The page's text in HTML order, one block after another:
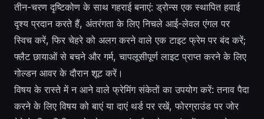
तीन-चरण दृष्टिकोण के साथ गहराई बनाएं: ड्रोन्स एक स्थापित हवाई
दृश्य प्रदान करते हैं, अंतरंगता के लिए निचले आई-लेवल एंगल पर
स्विच करें, फिर चेहरे को अलग करने वाले एक टाइट फ्रेम पर बंद करें;
फ्लैट छायाओं से बचने और गर्म, चापलूसीपूर्ण लाइट प्राप्त करने के लिए
गोल्डन आवर के दौरान शूट करें।
विषय के रास्ते में न आने वाले फ्रेमिंग संकेतों का उपयोग करें: तनाव पैदा
करने के लिए विषय को बाएं या दाएं थर्ड पर रखें, फोरग्राउंड पर जोर